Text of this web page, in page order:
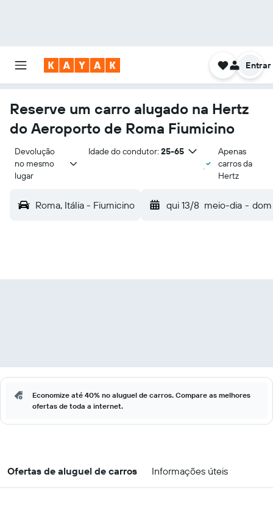
Entrar
Reserve um carro alugado na Hertz
do Aeroporto de Roma Fiumicino
Devolução
no mesmo
lugar
Idade do condutor: 25-65
Apenas
carros da
Hertz
Roma, Itália - Fiumicino qui 13/8 meio-dia - dom
Economize até 40% no aluguel de carros. Compare as melhores
ofertas de toda a internet.
Ofertas de aluguel de carros Informações úteis